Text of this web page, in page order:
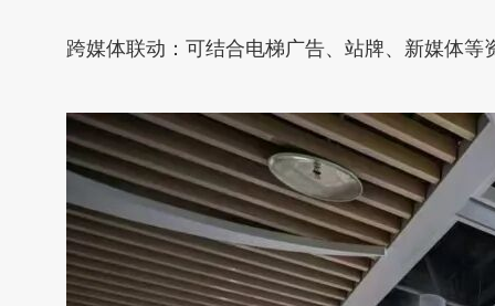
跨媒体联动：可结合电梯广告、站牌、新媒体